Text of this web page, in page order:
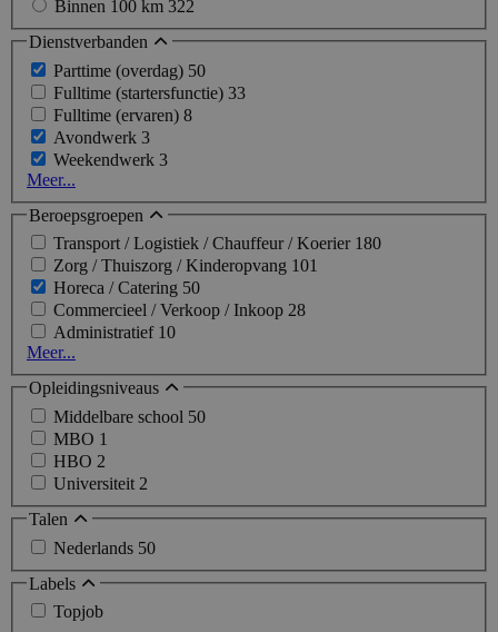
Binnen 100 km 322
Dienstverbanden
Parttime (overdag) 50
Fulltime (startersfunctie) 33
Fulltime (ervaren) 8
Avondwerk 3
Weekendwerk 3
Meer...
Beroepsgroepen
Transport / Logistiek / Chauffeur / Koerier 180
Zorg / Thuiszorg / Kinderopvang 101
Horeca / Catering 50
Commercieel / Verkoop / Inkoop 28
Administratief 10
Meer...
Opleidingsniveaus
Middelbare school 50
MBO 1
HBO 2
Universiteit 2
Talen
Nederlands 50
Labels
Topjob